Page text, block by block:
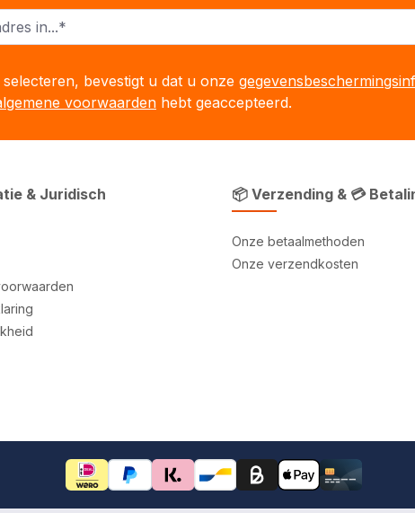
bevestigt u dat u onze
voorwaarden hebt geaccepteerd.
& Juridisch 📦 Verzending & 💳
Onze betaalmethoden
Onze verzendkosten